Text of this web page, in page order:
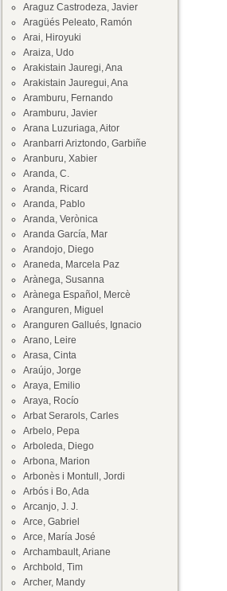
Araguz Castrodeza, Javier
Aragüés Peleato, Ramón
Arai, Hiroyuki
Araiza, Udo
Arakistain Jauregi, Ana
Arakistain Jauregui, Ana
Aramburu, Fernando
Aramburu, Javier
Arana Luzuriaga, Aitor
Aranbarri Ariztondo, Garbiñe
Aranburu, Xabier
Aranda, C.
Aranda, Ricard
Aranda, Pablo
Aranda, Verònica
Aranda García, Mar
Arandojo, Diego
Araneda, Marcela Paz
Arànega, Susanna
Arànega Español, Mercè
Aranguren, Miguel
Aranguren Gallués, Ignacio
Arano, Leire
Arasa, Cinta
Araújo, Jorge
Araya, Emilio
Araya, Rocío
Arbat Serarols, Carles
Arbelo, Pepa
Arboleda, Diego
Arbona, Marion
Arbonès i Montull, Jordi
Arbós i Bo, Ada
Arcanjo, J. J.
Arce, Gabriel
Arce, María José
Archambault, Ariane
Archbold, Tim
Archer, Mandy